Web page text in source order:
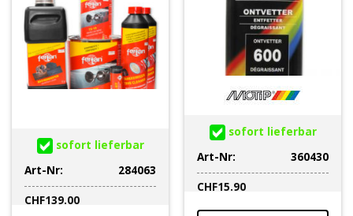
sofort lieferbar
Art-Nr:
284063
CHF139.00
sofort lieferbar
Art-Nr:
360430
CHF15.90